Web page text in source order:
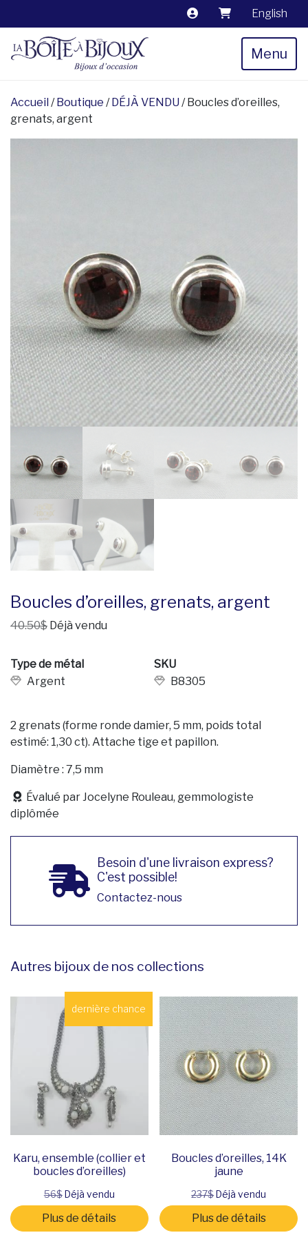
English
Menu
Accueil /Boutique /DÉJÀ VENDU / Boucles d’oreilles,
grenats, argent
Boucles d’oreilles, grenats, argent
40.50$ Déjà vendu
Type de métal
Argent
SKU
B8305
2 grenats (forme ronde damier, 5 mm, poids total
estimé: 1,30 ct). Attache tige et papillon.
Diamètre : 7,5 mm
Évalué par Jocelyne Rouleau, gemmologiste
diplômée
Besoin d'une livraison express?
C'est possible!
Contactez-nous
Autres bijoux de nos collections
dernière chance
Karu, ensemble (collier et
boucles d’oreilles)
56$Déjà vendu
Plus de détails
Boucles d’oreilles, 14K
jaune
237$Déjà vendu
Plus de détails